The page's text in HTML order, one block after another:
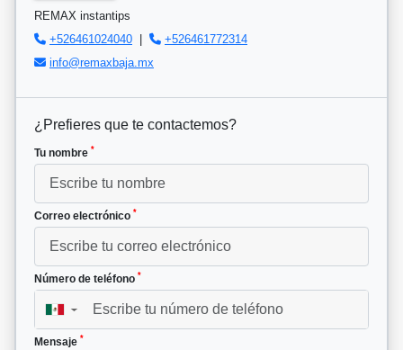
REMAX instantips
+526461024040 |
+526461772314
info@remaxbaja.mx
¿Prefieres que te contactemos?
Tu nombre *
Correo electrónico *
Número de teléfono *
▼
Mensaje *